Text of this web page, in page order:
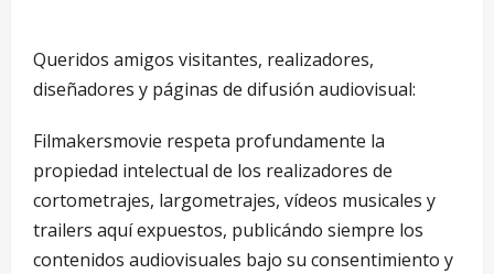
Queridos amigos visitantes, realizadores,
diseñadores y páginas de difusión audiovisual:
Filmakersmovie respeta profundamente la
propiedad intelectual de los realizadores de
cortometrajes, largometrajes, vídeos musicales y
trailers aquí expuestos, publicándo siempre los
contenidos audiovisuales bajo su consentimiento y